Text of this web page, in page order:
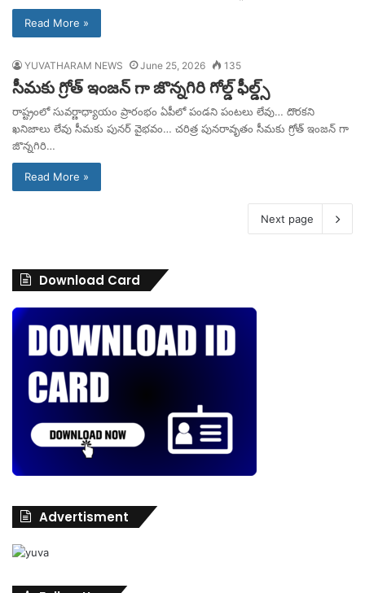
Read More »
YUVATHARAM NEWS June 25, 2026 135
సీమకు గ్రోత్ ఇంజన్ గా జొన్నగిరి గోల్డ్ ఫీల్డ్స్
రాష్ట్రంలో సువర్ణాధ్యాయం ప్రారంభం ఏపీలో పండని పంటలు లేవు… దొరకని
ఖనిజాలు లేవు సీమకు పునర్ వైభవం… చరిత్ర పునరావృతం సీమకు గ్రోత్ ఇంజన్ గా
జొన్నగిరి…
Read More »
Next page
Download Card
Advertisment